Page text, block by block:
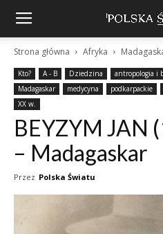
Strona główna Afryka
Kto? A - B Dziedzina antropologia i
Madagaskar
medycyna podkarpackie
XX w.
BEYZYM JAN
– Madagaskar
Przez Polska Światu